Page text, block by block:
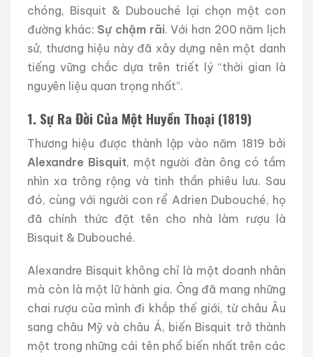
chóng, Bisquit & Dubouché lại chọn một con
đường khác: Sự chậm rãi. Với hơn 200 năm lịch
sử, thương hiệu này đã xây dựng nên một danh
tiếng vững chắc dựa trên triết lý “thời gian là
nguyên liệu quan trọng nhất”.
1. Sự Ra Đời Của Một Huyền Thoại (1819)
Thương hiệu được thành lập vào năm 1819 bởi
Alexandre Bisquit, một người đàn ông có tầm
nhìn xa trông rộng và tinh thần phiêu lưu. Sau
đó, cùng với người con rể Adrien Dubouché, họ
đã chính thức đặt tên cho nhà làm rượu là
Bisquit & Dubouché.
Alexandre Bisquit không chỉ là một doanh nhân
mà còn là một lữ hành gia. Ông đã mang những
chai rượu của mình đi khắp thế giới, từ châu Âu
sang châu Mỹ và châu Á, biến Bisquit trở thành
một trong những cái tên phổ biến nhất trên các